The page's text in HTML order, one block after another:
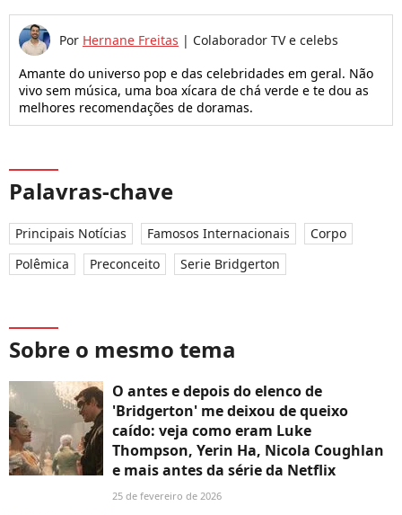
Por Hernane Freitas | Colaborador TV e celebs
Amante do universo pop e das celebridades em geral. Não
vivo sem música, uma boa xícara de chá verde e te dou as
melhores recomendações de doramas.
Palavras-chave
Principais Notícias Famosos Internacionais
Corpo
Polêmica
Preconceito Serie Bridgerton
Sobre o mesmo tema
O antes e depois do elenco de
'Bridgerton' me deixou de queixo
caído: veja como eram Luke
Thompson, Yerin Ha, Nicola Coughlan
e mais antes da série da Netflix
25 de fevereiro de 2026